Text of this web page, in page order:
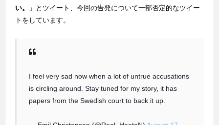
い。
」とツイート、今回の告発について一部否定的なツイー
トをしています。
I feel very sad now when a lot of untrue accusations
is circling around. Stay tuned for my story, it has
papers from the Swedish court to back it up.